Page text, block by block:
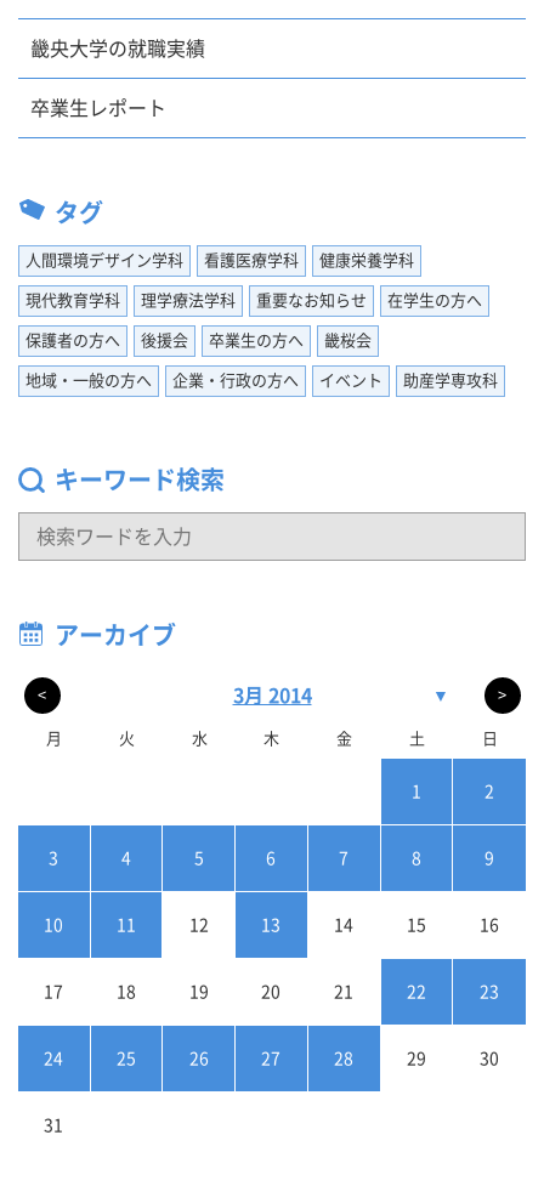
畿央大学の就職実績
卒業生レポート
タグ
人間環境デザイン学科 看護医療学科 健康栄養学科
現代教育学科 理学療法学科 重要なお知らせ 在学生の方へ
保護者の方へ 後援会 卒業生の方へ 畿桜会
地域・一般の方へ 企業・行政の方へ イベント 助産学専攻科
キーワード検索
アーカイブ
< 3月 2014 ▼ >
月 火 水 木 金 土 日
1 2
3 4 5 6 7 8 9
10 11 12 13 14 15 16
17 18 19 20 21 22 23
24 25 26 27 28 29 30
31